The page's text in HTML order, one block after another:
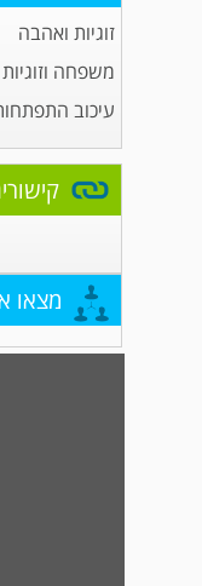
זוגיות ואהבה
משפחה וזוגיות
עיכוב
מצאו